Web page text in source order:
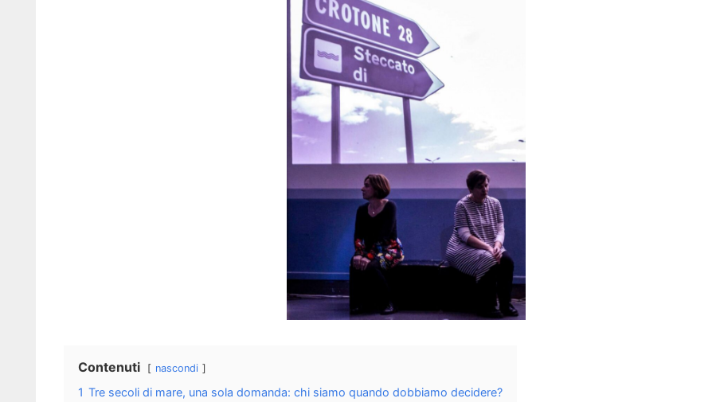
Contenuti nascondi
1 Tre secoli di mare, una sola domanda: chi siamo quando dobbiamo decidere?